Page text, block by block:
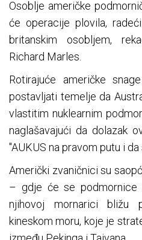
Osoblje američke
će operacije plovila,
britanskim osobljem,
Richard Marles.
Rotirajuće američke
postavljati temelje da
vlastitim nuklearnim
naglašavajući da dolazak
"AUKUS na pravom putu i
Američki zvaničnici su
– gdje će se
njihovoj mornarici bližu
kineskom moru, koje je